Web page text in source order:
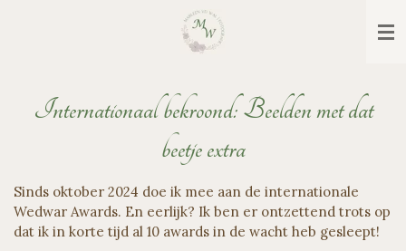
hoofdinhoud
Internationaal bekroond: Beelden met dat
beetje extra
Sinds oktober 2024 doe ik mee aan de internationale
Wedwar Awards. En eerlijk? Ik ben er ontzettend trots op
dat ik in korte tijd al 10 awards in de wacht heb gesleept!